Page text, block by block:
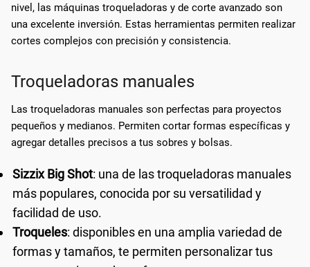
nivel, las máquinas troqueladoras y de corte avanzado son
una excelente inversión. Estas herramientas permiten realizar
cortes complejos con precisión y consistencia.
Troqueladoras manuales
Las troqueladoras manuales son perfectas para proyectos
pequeños y medianos. Permiten cortar formas específicas y
agregar detalles precisos a tus sobres y bolsas.
Sizzix Big Shot: una de las troqueladoras manuales
más populares, conocida por su versatilidad y
facilidad de uso.
Troqueles: disponibles en una amplia variedad de
formas y tamaños, te permiten personalizar tus